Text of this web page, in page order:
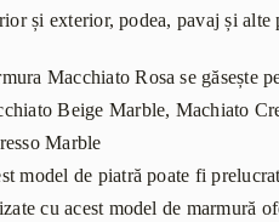
și exterior, podea, pavaj și alte
Macchiato Rosa se găsește
Beige Marble, Machiato
Marble
model de piatră poate fi
cu acest model de marmură